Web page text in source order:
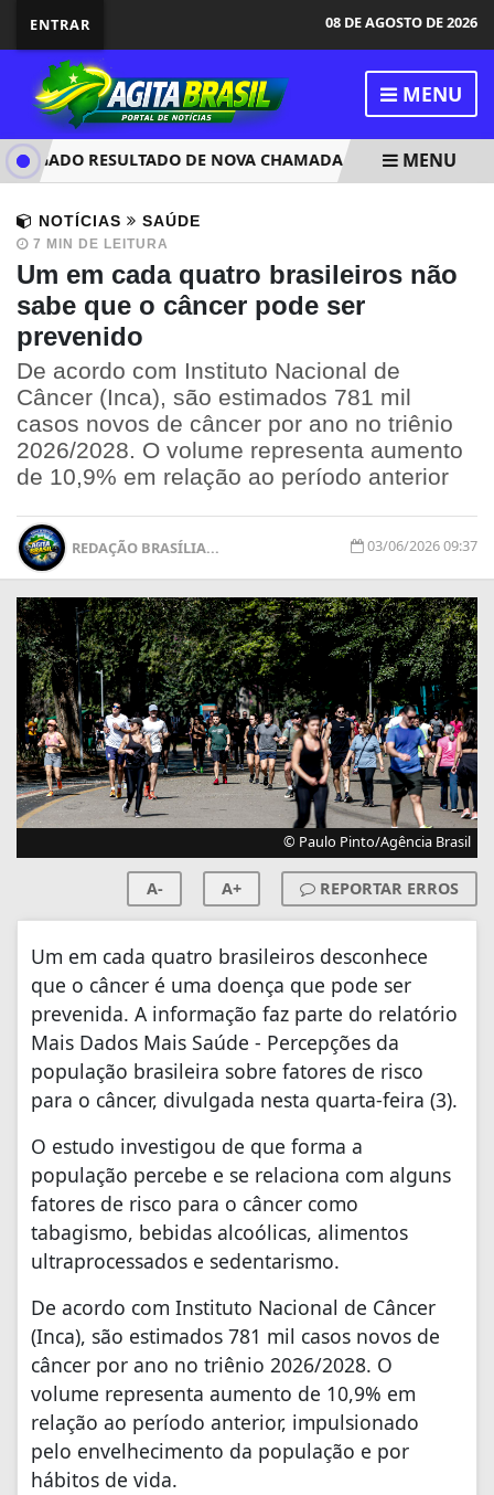
ENTRAR 08 DE AGOSTO DE 2026
MENU
RESULTADO DE NOVA CHAMADA PARA O 2º SEMESTRE
MENU
NOTÍCIAS SAÚDE
7 MIN DE LEITURA
Um em cada quatro brasileiros não
sabe que o câncer pode ser
prevenido
De acordo com Instituto Nacional de
Câncer (Inca), são estimados 781 mil
casos novos de câncer por ano no triênio
2026/2028. O volume representa aumento
de 10,9% em relação ao período anterior
REDAÇÃO BRASÍLIA... 03/06/2026 09:37
© Paulo Pinto/Agência Brasil
A- A+ REPORTAR ERROS
Um em cada quatro brasileiros desconhece
que o câncer é uma doença que pode ser
prevenida. A informação faz parte do relatório
Mais Dados Mais Saúde - Percepções da
população brasileira sobre fatores de risco
para o câncer, divulgada nesta quarta-feira (3).
O estudo investigou de que forma a
população percebe e se relaciona com alguns
fatores de risco para o câncer como
tabagismo, bebidas alcoólicas, alimentos
ultraprocessados e sedentarismo.
De acordo com Instituto Nacional de Câncer
(Inca), são estimados 781 mil casos novos de
câncer por ano no triênio 2026/2028. O
volume representa aumento de 10,9% em
relação ao período anterior, impulsionado
pelo envelhecimento da população e por
hábitos de vida.